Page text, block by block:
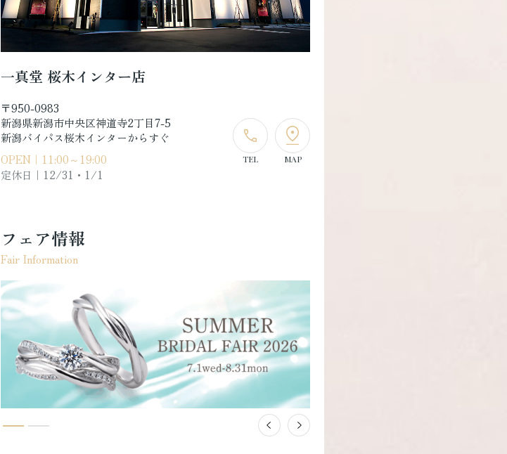
一真堂 桜木インター店
〒950-0983
新潟県新潟市中央区神道寺2丁目7-5
新潟バイパス桜木インターからすぐ
OPEN｜11:00～19:00
定休日｜ 12/31・1/1
TEL MAP
フェア情報
Fair Information